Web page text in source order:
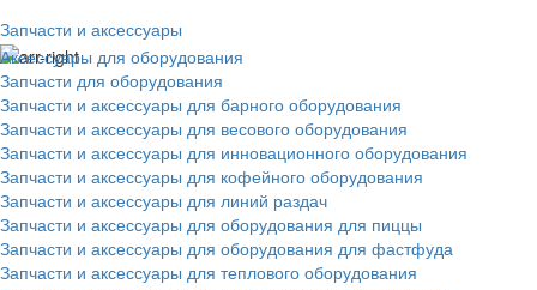
Запчасти и аксессуары
Аксессуары для оборудования
Запчасти для оборудования
Запчасти и аксессуары для барного оборудования
Запчасти и аксессуары для весового оборудования
Запчасти и аксессуары для инновационного оборудования
Запчасти и аксессуары для кофейного оборудования
Запчасти и аксессуары для линий раздач
Запчасти и аксессуары для оборудования для пиццы
Запчасти и аксессуары для оборудования для фастфуда
Запчасти и аксессуары для теплового оборудования